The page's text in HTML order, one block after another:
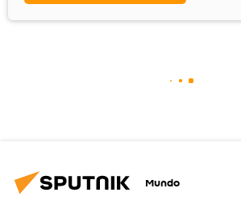
Mundo